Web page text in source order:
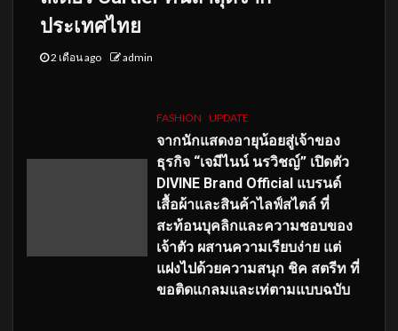
ประเทศไทย
2 เดือน ago admin
FASHION UPDATE
จากนักแสดงอายุน้อยสู่เจ้าของ
ธุรกิจ “เจมีไนน์ นรวิชญ์” เปิดตัว
DIVINE Brand Official แบรนด์
เสื้อผ้าและสินค้าไลฟ์สไตล์ ที่
สะท้อนบุคลิกและความชอบของ
เจ้าตัว ผสานความเรียบง่าย แต่
แฝงไปด้วยความสนุก ชิค สตรีท ที่
ขอติดแกลมและเท่ตามแบบฉบับ